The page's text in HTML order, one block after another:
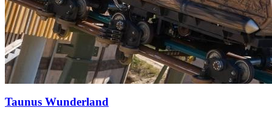
Taunus Wunderland